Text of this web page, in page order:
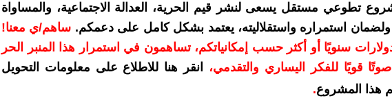
تطوعي مستقل يسعى لنشر قيم الحرية، العدالة الاجتماعية، والمساواة
ولضمان استمراره واستقلاليته، يعتمد بشكل كامل على دعمكم. ساهم/ي معنا!
بمبلغ 10 دولارات سنويًا أو أكثر حسب إمكانياتكم، تساهمون في استمرار هذا المنبر الحر
قويًا للفكر اليساري والتقدمي،
انقر هنا للاطلاع على معلومات التحويل
هذا المشروع.